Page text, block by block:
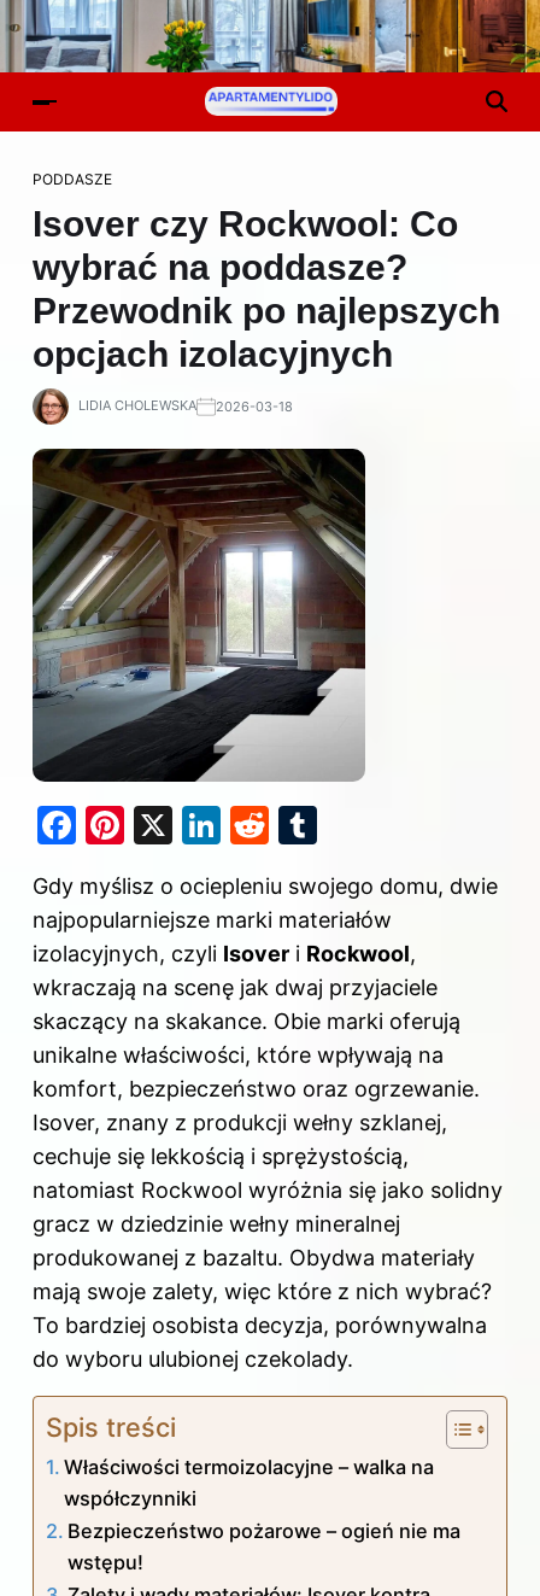
PODDASZE
Isover czy Rockwool: Co
wybrać na poddasze?
Przewodnik po najlepszych
opcjach izolacyjnych
LIDIA CHOLEWSKA 2026-03-18
F
c
e
b
o
o
k
Pi
er
e
st
X
Li
k
e
dI
n
R
d
di
t
m
bl
r
Gdy myślisz o ociepleniu swojego domu, dwie
najpopularniejsze marki materiałów
izolacyjnych, czyli Isover i Rockwool,
wkraczają na scenę jak dwaj przyjaciele
skaczący na skakance. Obie marki oferują
unikalne właściwości, które wpływają na
komfort, bezpieczeństwo oraz ogrzewanie.
Isover, znany z produkcji wełny szklanej,
cechuje się lekkością i sprężystością,
natomiast Rockwool wyróżnia się jako solidny
gracz w dziedzinie wełny mineralnej
produkowanej z bazaltu. Obydwa materiały
mają swoje zalety, więc które z nich wybrać?
To bardziej osobista decyzja, porównywalna
do wyboru ulubionej czekolady.
Spis treści
Właściwości termoizolacyjne – walka na
współczynniki
Bezpieczeństwo pożarowe – ogień nie ma
wstępu!